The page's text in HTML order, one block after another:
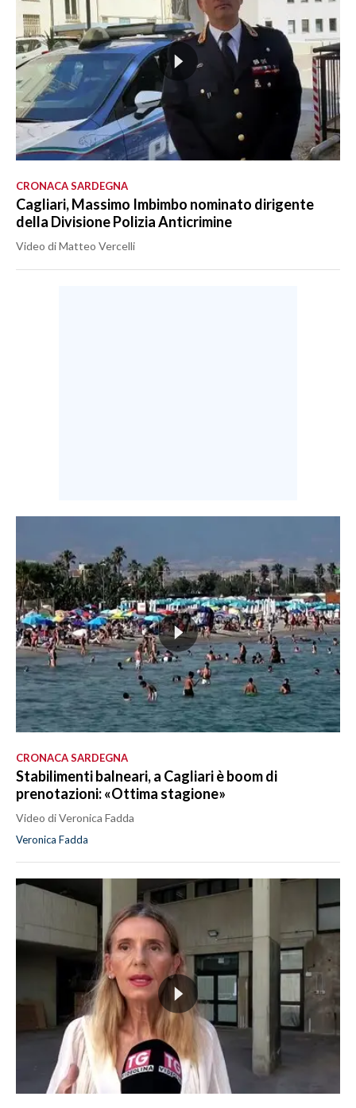
CRONACA SARDEGNA
Cagliari, Massimo Imbimbo nominato dirigente
della Divisione Polizia Anticrimine
Video di Matteo Vercelli
CRONACA SARDEGNA
Stabilimenti balneari, a Cagliari è boom di
prenotazioni: «Ottima stagione»
Video di Veronica Fadda
Veronica Fadda